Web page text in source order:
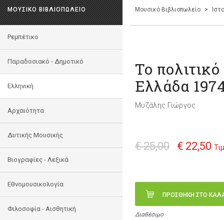
ΜΟΥΣΙΚΟ ΒΙΒΛΙΟΠΩΛΕΙΟ
Ρεμπέτικο
Παραδοσιακό - Δημοτικό
Ελληνική
Αρχαιότητα
Δυτικής Μουσικής
Βιογραφίες - Λεξικά
Εθνομουσικολογία
Φιλοσοφία - Αισθητική
Μουσικό Βιβλιοπωλείο >
Το
Ελλάδα
Μυζάλης Γιώργος
€ 25,00 € 22,50
ΠΡΟΣΘΗΚΗ ΣΤΟ
Διαθέσιμο